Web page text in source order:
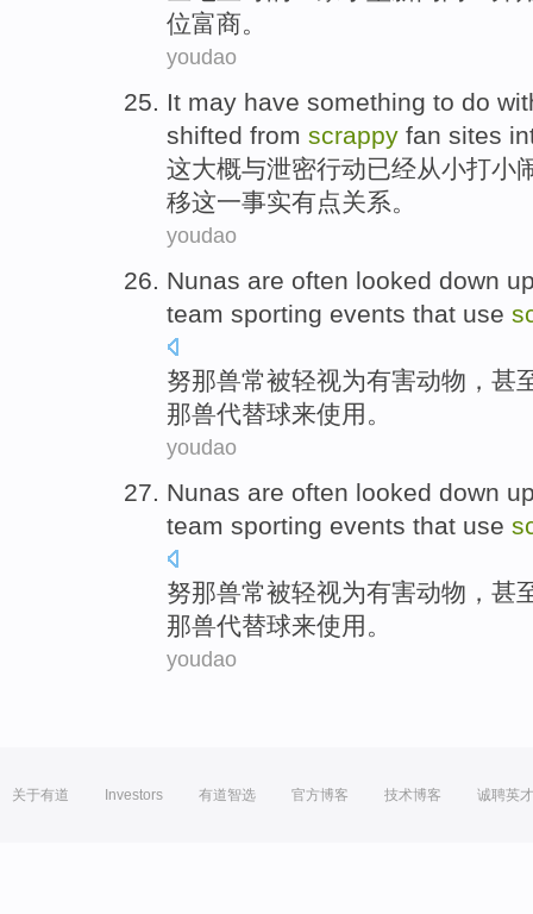
位富商。
youdao
It may have something to do
shifted from scrappy fan sites
这大概与泄密行动已经从小打小
移这一事实有点关系。
youdao
Nunas are often looked down
team sporting events that use
努那兽常被轻视为有害动物 ， 甚
那兽代替球来使用 。
youdao
Nunas are often looked down
team sporting events that use
努那兽常被轻视为有害动物 ， 甚
那兽代替球来使用 。
youdao
关于有道 Investors 有道智选 官方博客 技术博客 诚聘英才